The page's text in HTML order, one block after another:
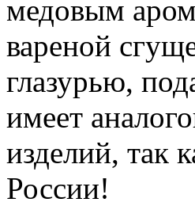
медовым
вареной
глазурью,
имеет
изделий, так
России!